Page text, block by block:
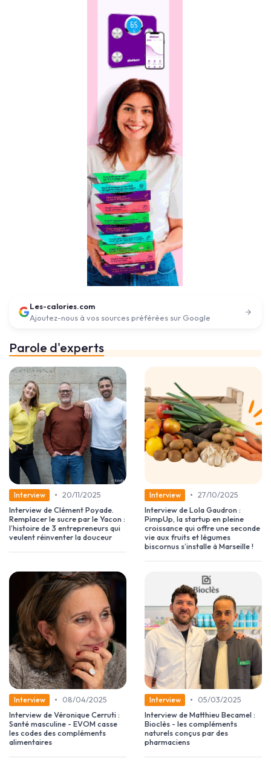
Les-calories.com
Ajoutez-nous à vos sources préférées sur Google
Parole d'experts
Interview • 20/11/2025
Interview de Clément Poyade.
Remplacer le sucre par le Yacon :
l’histoire de 3 entrepreneurs qui
veulent réinventer la douceur
Interview • 27/10/2025
Interview de Lola Gaudron :
PimpUp, la startup en pleine
croissance qui offre une seconde
vie aux fruits et légumes
biscornus s’installe à Marseille !
Interview •
08/04/2025
Interview de Véronique Cerruti :
Santé masculine - EVOM casse
les codes des compléments
alimentaires
Interview •
05/03/2025
Interview de Matthieu Becamel :
Bioclès - les compléments
naturels conçus par des
pharmaciens